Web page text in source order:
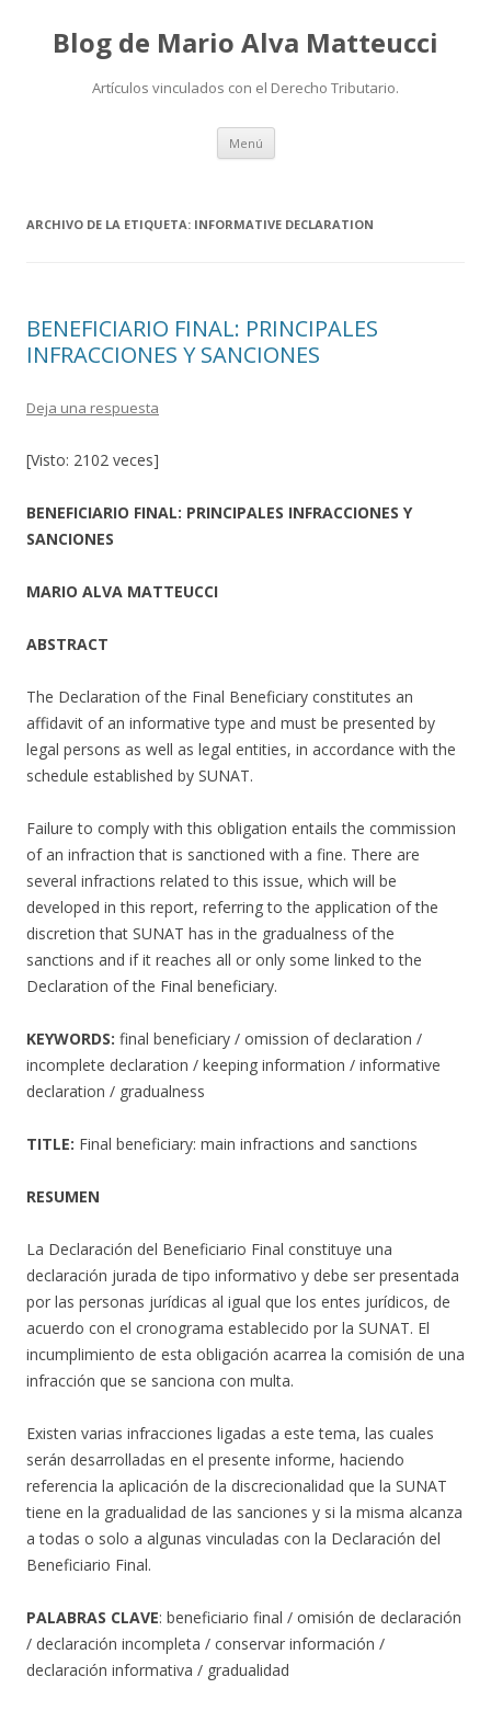
Blog de Mario Alva Matteucci
Artículos vinculados con el Derecho Tributario.
Menú Ir
contenido
ARCHIVO DE LA ETIQUETA: INFORMATIVE DECLARATION
BENEFICIARIO FINAL: PRINCIPALES
INFRACCIONES Y SANCIONES
Deja una respuesta
[Visto: 2102 veces]
BENEFICIARIO FINAL: PRINCIPALES INFRACCIONES Y
SANCIONES
MARIO ALVA MATTEUCCI
ABSTRACT
The Declaration of the Final Beneficiary constitutes an
affidavit of an informative type and must be presented by
legal persons as well as legal entities, in accordance with the
schedule established by SUNAT.
Failure to comply with this obligation entails the commission
of an infraction that is sanctioned with a fine. There are
several infractions related to this issue, which will be
developed in this report, referring to the application of the
discretion that SUNAT has in the gradualness of the
sanctions and if it reaches all or only some linked to the
Declaration of the Final beneficiary.
KEYWORDS: final beneficiary / omission of declaration /
incomplete declaration / keeping information / informative
declaration / gradualness
TITLE: Final beneficiary: main infractions and sanctions
RESUMEN
La Declaración del Beneficiario Final constituye una
declaración jurada de tipo informativo y debe ser presentada
por las personas jurídicas al igual que los entes jurídicos, de
acuerdo con el cronograma establecido por la SUNAT. El
incumplimiento de esta obligación acarrea la comisión de una
infracción que se sanciona con multa.
Existen varias infracciones ligadas a este tema, las cuales
serán desarrolladas en el presente informe, haciendo
referencia la aplicación de la discrecionalidad que la SUNAT
tiene en la gradualidad de las sanciones y si la misma alcanza
a todas o solo a algunas vinculadas con la Declaración del
Beneficiario Final.
PALABRAS CLAVE: beneficiario final / omisión de declaración
/ declaración incompleta / conservar información /
declaración informativa / gradualidad